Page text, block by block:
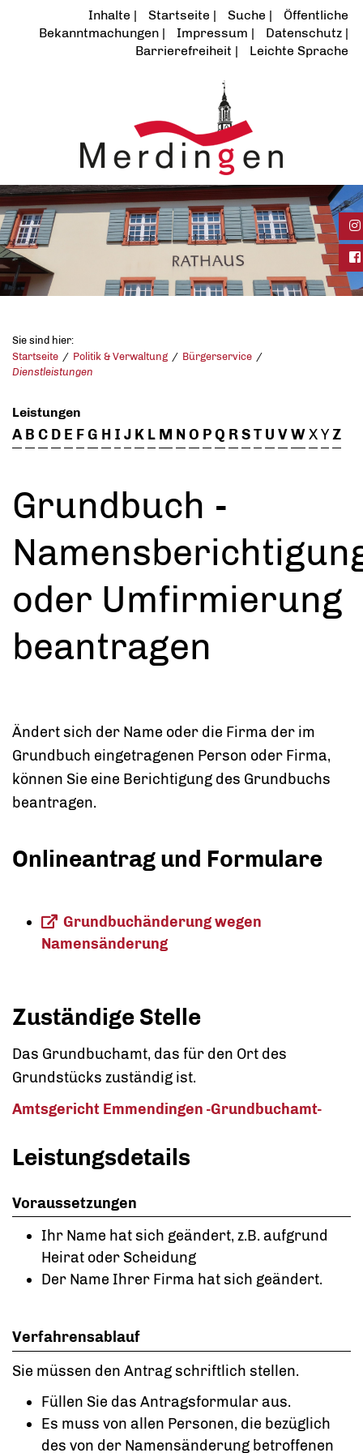
Inhalte Startseite Suche
Öffentliche
Bekanntmachungen
Impressum
Datenschutz
Barrierefreiheit
Leichte Sprache
Sie sind hier:
Startseite
Politik & Verwaltung
Bürgerservice
Dienstleistungen
Leistungen
A B C D E FG H I J K L M NO PQ RST U VWXYZ
Grundbuch -
oder Umfirmierung
beantragen
Ändert sich der Name oder die Firma der im
Grundbuch eingetragenen Person oder Firma,
können Sie eine Berichtigung des Grundbuchs
beantragen.
Onlineantrag und Formulare
Grundbuchänderung wegen
Namensänderung
Zuständige Stelle
Das Grundbuchamt, das für den Ort des
Grundstücks zuständig ist.
Amtsgericht Emmendingen -Grundbuchamt-
Leistungsdetails
Voraussetzungen
Ihr Name hat sich geändert, z.B. aufgrund
Heirat oder Scheidung
Der Name Ihrer Firma hat sich geändert.
Verfahrensablauf
Sie müssen den Antrag schriftlich stellen.
Füllen Sie das Antragsformular aus.
Es muss von allen Personen, die bezüglich
des von der Namensänderung betroffenen